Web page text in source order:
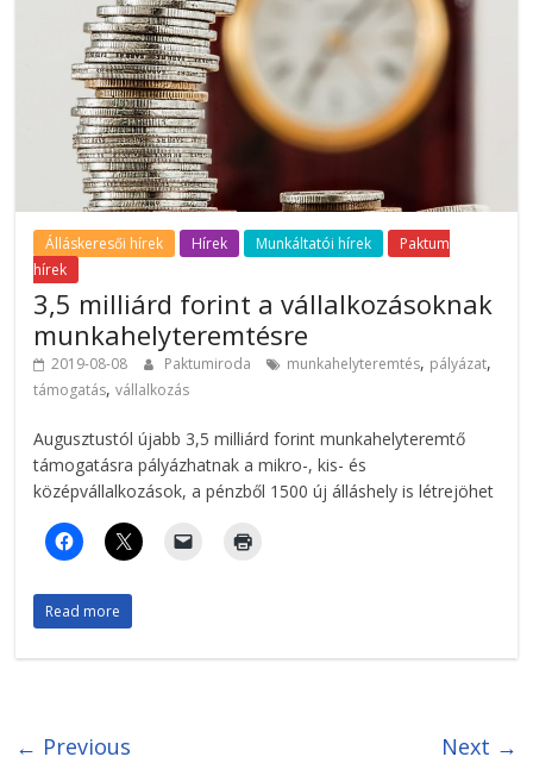
Álláskeresői hírek Hírek Munkáltatói hírek
Paktum
hírek
3,5 milliárd forint a vállalkozásoknak
munkahelyteremtésre
2019-08-08 Paktumiroda munkahelyteremtés, pályázat,
támogatás,vállalkozás
Augusztustól újabb 3,5 milliárd forint munkahelyteremtő
támogatásra pályázhatnak a mikro-, kis- és
középvállalkozások, a pénzből 1500 új álláshely is létrejöhet
Read more
← Previous Next →